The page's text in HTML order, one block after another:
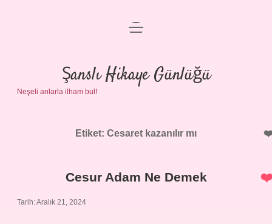
Anasayfa
Gizlilik Politikası
menüyü
Şanslı Hikaye Günlüğü
Neşeli anlarla ilham bul!
Etiket: Cesaret kazanılır mı
Cesur Adam Ne Demek
Tarih: Aralık 21, 2024